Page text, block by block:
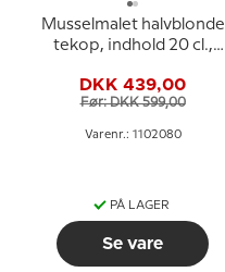
Musselmalet halvblonde
tekop, indhold 20 cl.,
DKK 439,00
Før: DKK 599,00
Varenr.: 1102080
PÅ LAGER
Se vare